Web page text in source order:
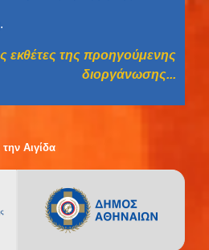
εκθέτες της προηγούμενης
διοργάνωσης...
Αιγίδα